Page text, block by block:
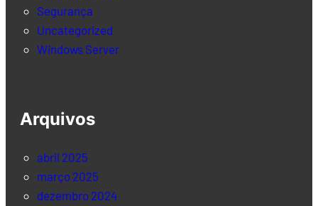
Segurança
Uncategorized
Windows Server
Arquivos
abril 2025
março 2025
dezembro 2024